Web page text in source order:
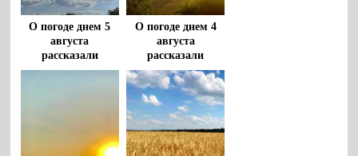
О погоде днем 5
августа
рассказали
воронежцам
О погоде днем 4
августа
рассказали
воронежцам